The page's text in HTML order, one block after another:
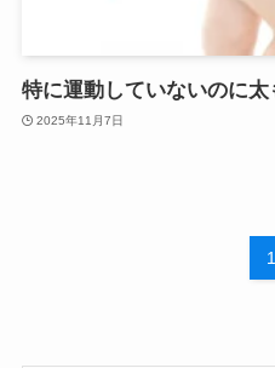
特に運動していないのに
2025年11月7日
1